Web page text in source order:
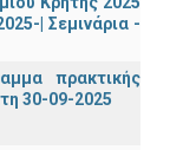
| Σεμινάρια -
πρακτικής
30-09-2025